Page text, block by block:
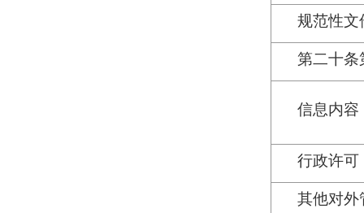
规范性文
第二十条
信息内容
行政许可
其他对外